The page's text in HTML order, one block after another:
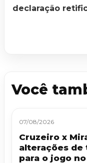
declaração
Você
07/08/2026
Cruzeiro x
alterações
para o jogo